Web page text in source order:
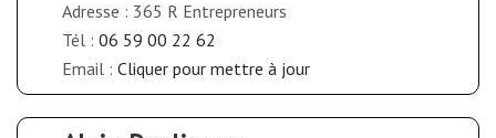
Adresse : 365 R Entrepreneurs
Tél : 06 59 00 22 62
Email : Cliquer pour mettre à jour